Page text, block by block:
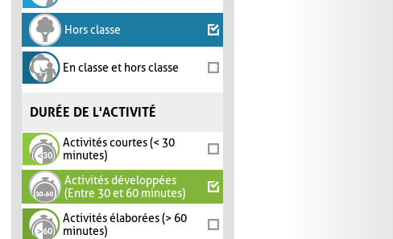
Hors classe
En classe et hors classe
DURÉE DE L'ACTIVITÉ
Activités courtes (< 30
minutes)
Activités développées
(Entre 30 et 60 minutes)
Activités élaborées (> 60
minutes)